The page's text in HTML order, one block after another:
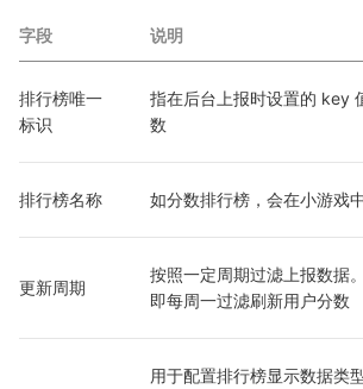
字段 说明
排行榜唯一
标识
指在后台上报时设置的 key
数
排行榜名称 如分数排行榜，会在小游戏
更新周期
按照一定周期过滤上报数据。
即每周一过滤刷新用户分数
用于配置排行榜显示数据类